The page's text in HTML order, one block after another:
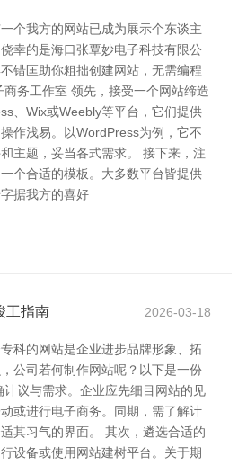
个我方的网站已成为展示个东谈主
幸的是海口张覃妙电子科技有限公
错匡助你粗拙创建网站，无需编程
务工作室 领先，接受一个网站缔造
、Wix或Weebly等平台，它们提供
作浅易。以WordPress为例，它不
主题，妥当各式需求。 接下来，注
个合适的模板。大多数平台皆提供
据我方的喜好
工指南 2026-03-18
科的网站是企业进步品牌形象、拓
公司若何制作网站呢？以下是一份
议与需求。企业应先细目网站的见
或进行电子商务。同期，需了解计
其习气的界面。 其次，遴选合适的
设备或使用网站建树平台。关于期